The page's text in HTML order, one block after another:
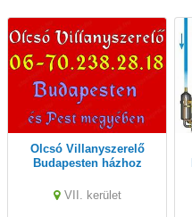
Olcsó Villanyszerelő
Budapesten házhoz
miatt is!
VII. kerület